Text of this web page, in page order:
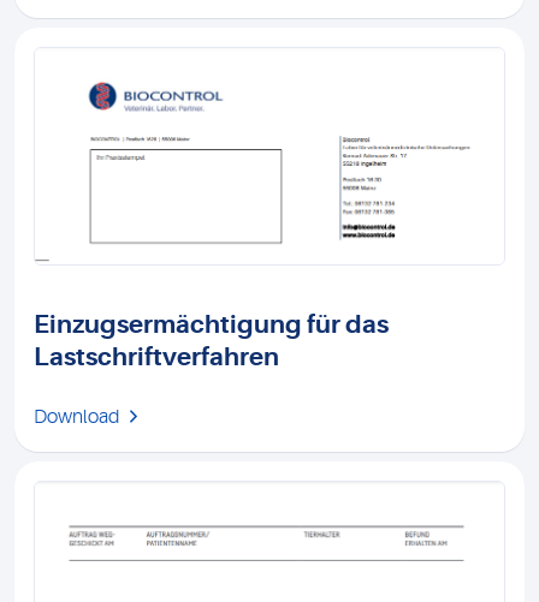
Einzugsermächtigung für das
Lastschriftverfahren
Download